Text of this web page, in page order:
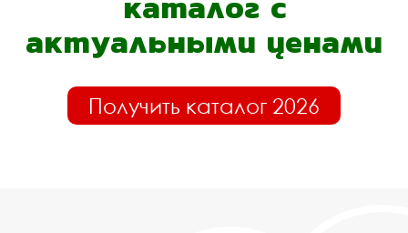
актуальными ценами
Получить каталог 2026